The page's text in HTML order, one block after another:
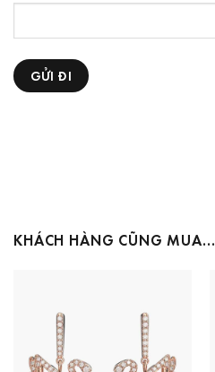
KHÁCH HÀNG CŨNG MUA…